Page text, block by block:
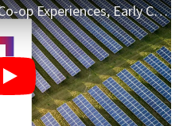
Women in STEM: Co-op Experiences, Early Careers, & Breaking Barriers